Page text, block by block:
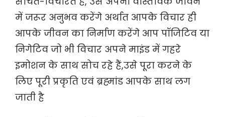
में जरूर अनुभव करेंगे अर्थात आपके विचार ही
आपके जीवन का निर्माण करेंगे आप पॉजिटिव या
निगेटिव जो भी विचार अपने माइंड में गहरे
इमोशन के साथ सोच रहे हैं,उसे पूरा करने के
लिए पूरी प्रकृति एवं ब्रह्मांड आपके साथ लग
जाती है